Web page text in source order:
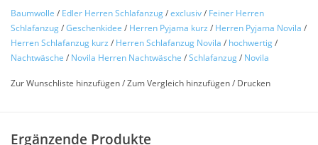
Wahl für stilbewusste Herren. Dieses exklusive Shorty-Set
überzeugt durch seine moderne Farbgebung, hochwertige
Materialien und eine perfekte Passform für entspannte
Optik. Die kurze Hose mit dezentem, stilvollem Muster setzt
Baumwolle / Edler Herren Schlafanzug/exclusiv/ Feiner Herren
Schlafanzug/Geschenkidee / Herren Pyjama kurz / Herren Pyjama Novila /
Herren Schlafanzug kurz / Herren Schlafanzug Novila / hochwertig/
Nachtwäsche / Novila Herren Nachtwäsche /Schlafanzug/ Novila
Zur Wunschliste hinzufügen/Zum Vergleich hinzufügen/ Drucken
Ergänzende Produkte